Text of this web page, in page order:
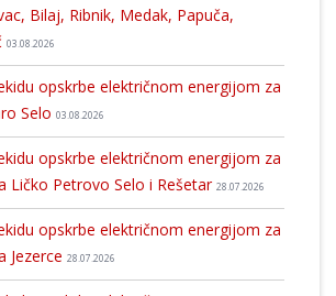
Bilaj, Ribnik, Medak, Papuča,
03.08.2026
opskrbe električnom energijom za
Selo 03.08.2026
opskrbe električnom energijom za
Ličko Petrovo Selo i Rešetar 28.07.2026
opskrbe električnom energijom za
Jezerce 28.07.2026